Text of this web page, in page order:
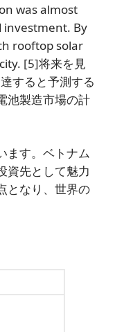
was almost
investment. By
rooftop solar
[5]将来を見
すると予測する
池製造市場の計
ます。ベトナム
資先として魅力
となり、世界の